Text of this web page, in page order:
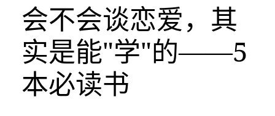
会不会谈恋爱，其
实是能"学"的——5
本必读书